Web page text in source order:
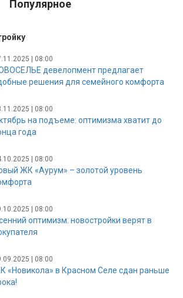
Популярное
| 08:00
девелопмент предлагает
решения для семейного комфорта
| 08:00
на подъеме: оптимизма хватит до
года
| 08:00
ЖК «Аурум» – золотой уровень
| 08:00
оптимизм: новостройки верят в
| 08:00
«Новикола» в Красном Селе сдан раньше